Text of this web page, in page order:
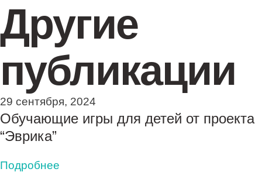
Другие
публикации
29 сентября, 2024
Обучающие игры для детей от проекта
“Эврика”
Подробнее